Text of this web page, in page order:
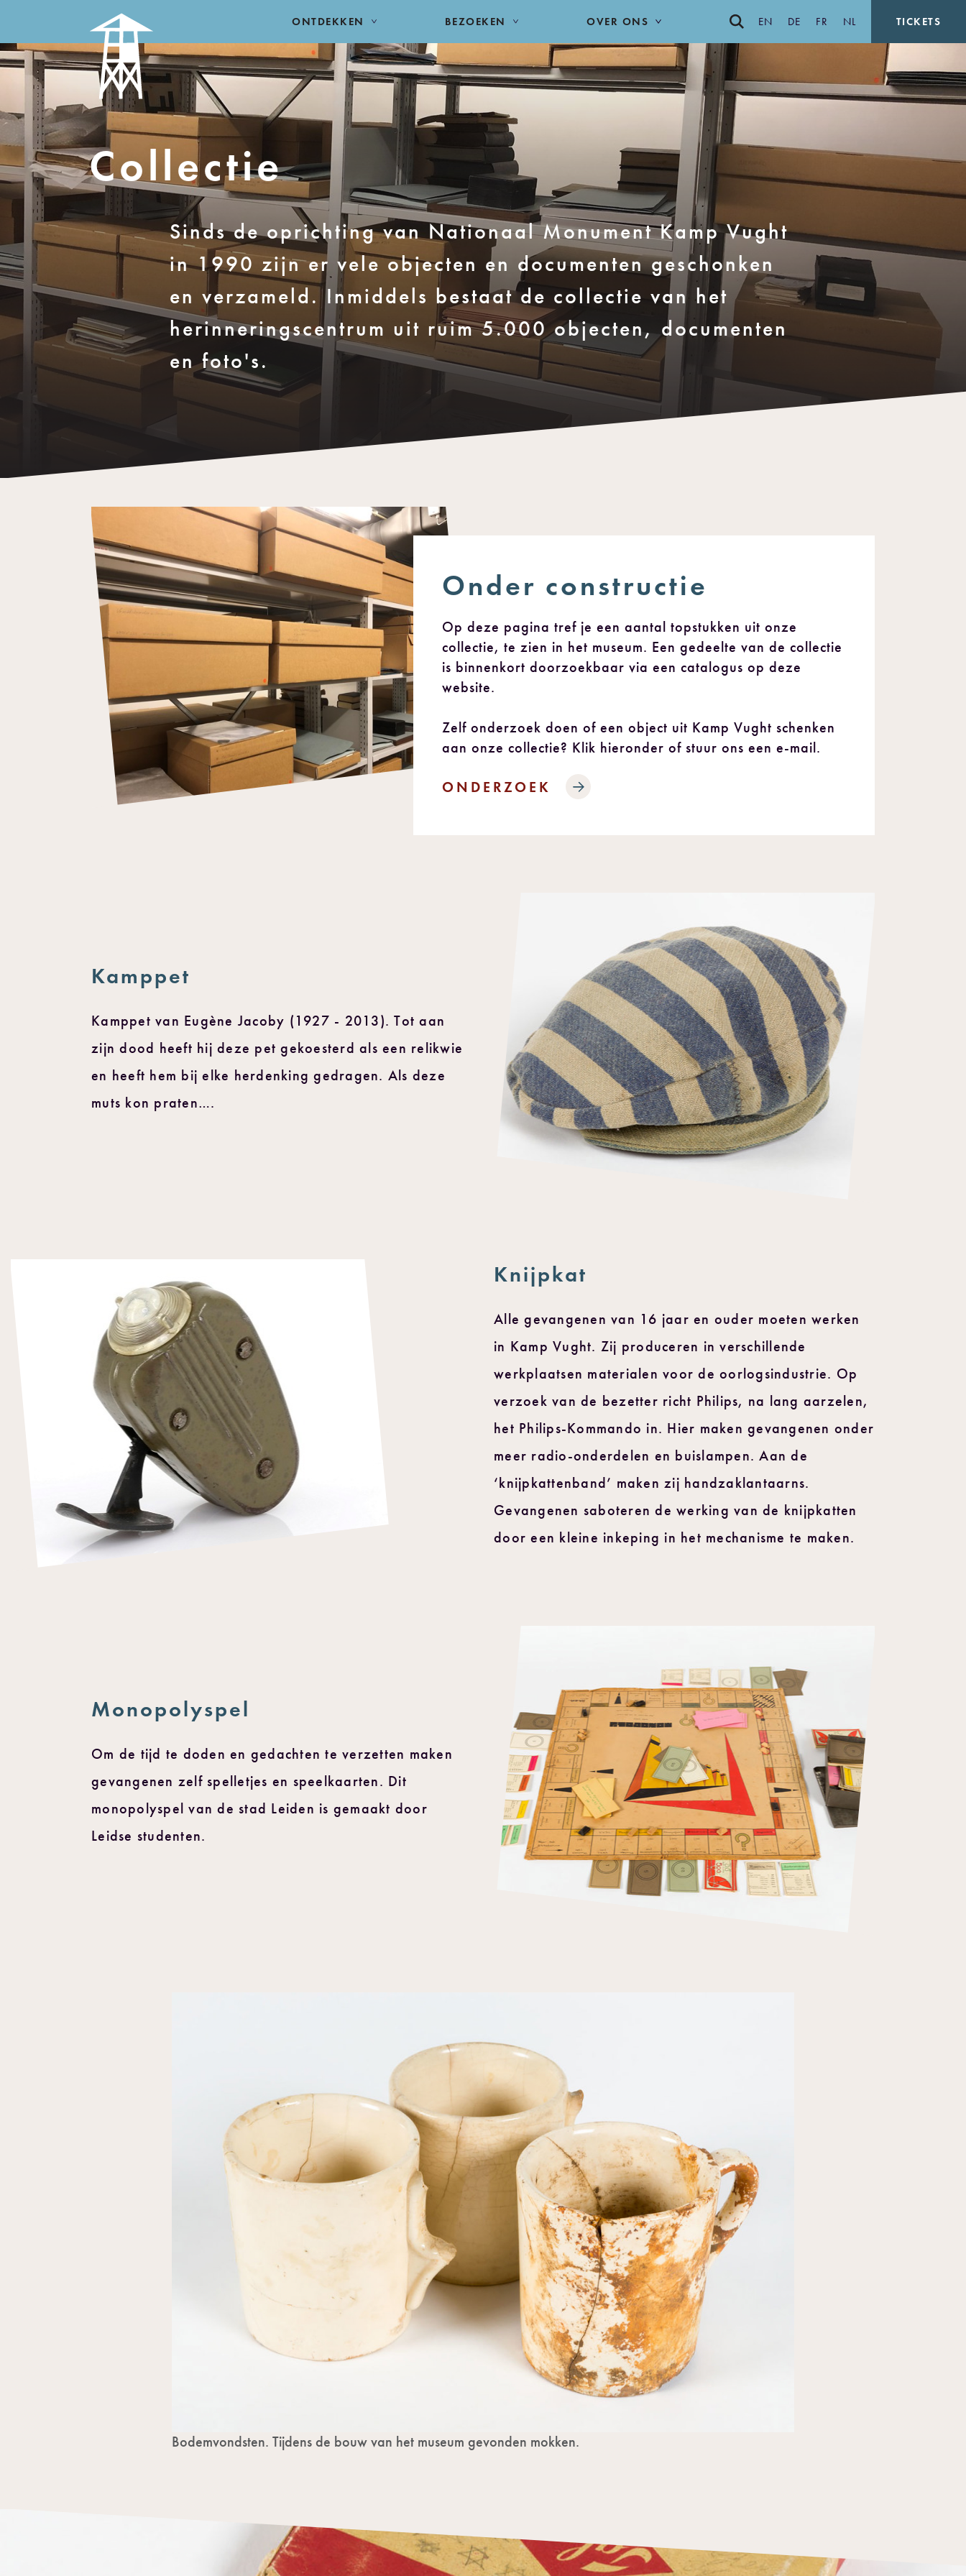
ONTDEKKEN BEZOEKEN OVER ONS EN DE FR NL TICKETS
Collectie
Sinds de oprichting van Nationaal Monument Kamp Vught
in 1990 zijn er vele objecten en documenten geschonken
en verzameld. Inmiddels bestaat de collectie van het
herinneringscentrum uit ruim 5.000 objecten, documenten
en foto's.
Onder constructie
Op deze pagina tref je een aantal topstukken uit onze
collectie, te zien in het museum. Een gedeelte van de collectie
is binnenkort doorzoekbaar via een catalogus op deze
website.
Zelf onderzoek doen of een object uit Kamp Vught schenken
aan onze collectie? Klik hieronder of stuur ons een e-mail.
ONDERZOEK
Kamppet
Kamppet van Eugène Jacoby (1927 - 2013). Tot aan
zijn dood heeft hij deze pet gekoesterd als een relikwie
en heeft hem bij elke herdenking gedragen. Als deze
muts kon praten….
Knijpkat
Alle gevangenen van 16 jaar en ouder moeten werken
in Kamp Vught. Zij produceren in verschillende
werkplaatsen materialen voor de oorlogsindustrie. Op
verzoek van de bezetter richt Philips, na lang aarzelen,
het Philips-Kommando in. Hier maken gevangenen onder
meer radio-onderdelen en buislampen. Aan de
‘knijpkattenband’ maken zij handzaklantaarns.
Gevangenen saboteren de werking van de knijpkatten
door een kleine inkeping in het mechanisme te maken.
Monopolyspel
Om de tijd te doden en gedachten te verzetten maken
gevangenen zelf spelletjes en speelkaarten. Dit
monopolyspel van de stad Leiden is gemaakt door
Leidse studenten.
Bodemvondsten. Tijdens de bouw van het museum gevonden mokken.